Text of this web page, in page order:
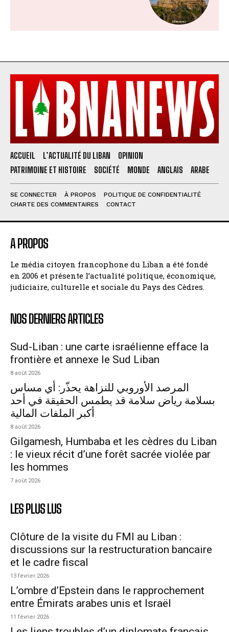
ACCUEIL L’ACTUALITÉ DU LIBAN
OPINION
PATRIMOINE ET HISTOIRE
SOCIÉTÉ MONDE ANGLAIS ARABE
SE CONNECTER À PROPOS
POLITIQUE DE CONFIDENTIALITÉ
CHARTE DES COMMENTAIRES
CONTACT
A PROPOS
Le média citoyen francophone du Liban a été fondé
en 2006 et présente l’actualité politique, économique,
judiciaire, culturelle et sociale du Pays des Cèdres.
NOS DERNIERS ARTICLES
Sud-Liban : une carte israélienne efface la
frontière et annexe le Sud Liban
8 août 2026
المرصد الأوروبي للنزاهة يحذّر: أي مساس
بسلامة رياض سلامة قد يطمس الحقيقة في أحد
أكبر الملفات المالية
8 août 2026
Gilgamesh, Humbaba et les cèdres du Liban
: le vieux récit d’une forêt sacrée violée par
les hommes
7 août 2026
LES PLUS LUS
Clôture de la visite du FMI au Liban :
discussions sur la restructuration bancaire
et le cadre fiscal
13 février 2026
L’ombre d’Epstein dans le rapprochement
entre Émirats arabes unis et Israël
11 février 2026